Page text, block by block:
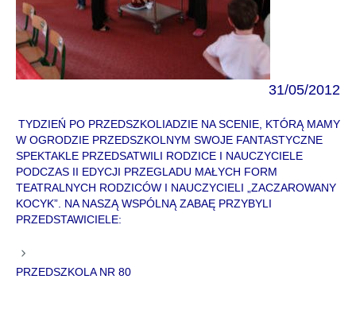
31/05/2012
TYDZIEŃ PO PRZEDSZKOLIADZIE NA SCENIE, KTÓRĄ MAMY
W OGRODZIE PRZEDSZKOLNYM SWOJE FANTASTYCZNE
SPEKTAKLE PRZEDSATWILI RODZICE I NAUCZYCIELE
PODCZAS II EDYCJI PRZEGLADU MAŁYCH FORM
TEATRALNYCH RODZICÓW I NAUCZYCIELI „ZACZAROWANY
KOCYK”. NA NASZĄ WSPÓLNĄ ZABAĘ PRZYBYLI
PRZEDSTAWICIELE:
PRZEDSZKOLA NR 80